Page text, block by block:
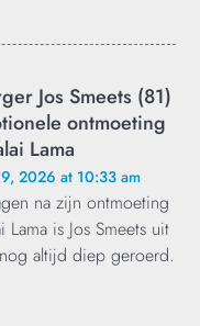
Jos Smeets (81)
ontmoeting
Lama
2026 at 10:33 am
na zijn ontmoeting
Lama is Jos Smeets uit
altijd diep geroerd.